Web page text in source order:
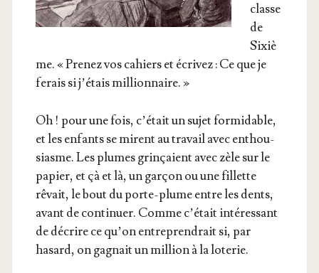
classe
de
Sixiè
me. « Pre­nez vos cahiers et écri­vez : Ce que je
ferais si j’é­tais millionnaire. »
Oh ! pour une fois, c’é­tait un sujet for­mi­dable,
et les enfants se mirent au tra­vail avec enthou­
siasme. Les plumes grin­çaient avec zèle sur le
papier, et çà et là, un gar­çon ou une fillette
rêvait, le bout du porte-plume entre les dents,
avant de conti­nuer. Comme c’é­tait inté­res­sant
de décrire ce qu’on entre­pren­drait si, par
hasard, on gagnait un mil­lion à la loterie.